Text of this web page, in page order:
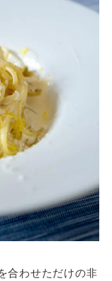
合わせただけの非